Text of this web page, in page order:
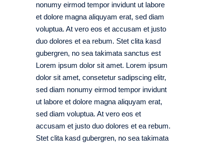
nonumy eirmod tempor invidunt ut labore
et dolore magna aliquyam erat, sed diam
voluptua. At vero eos et accusam et justo
duo dolores et ea rebum. Stet clita kasd
gubergren, no sea takimata sanctus est
Lorem ipsum dolor sit amet. Lorem ipsum
dolor sit amet, consetetur sadipscing elitr,
sed diam nonumy eirmod tempor invidunt
ut labore et dolore magna aliquyam erat,
sed diam voluptua. At vero eos et
accusam et justo duo dolores et ea rebum.
Stet clita kasd gubergren, no sea takimata